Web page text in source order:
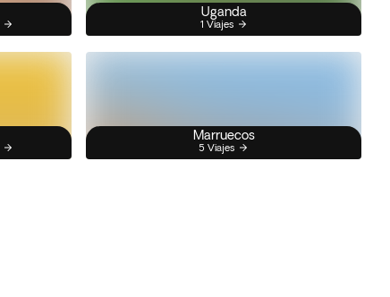
Uganda
1 Viajes
Marruecos
5 Viajes